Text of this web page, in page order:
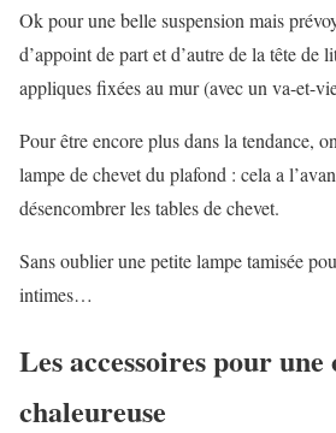
Ok pour une belle suspension mais
d’appoint de part et d’autre de la tête de
appliques fixées au mur (avec un va-et-
Pour être encore plus dans la tendance,
lampe de chevet du plafond : cela a
désencombrer les tables de chevet.
Sans oublier une petite lampe tamisée
intimes…
Les accessoires pour
chaleureuse